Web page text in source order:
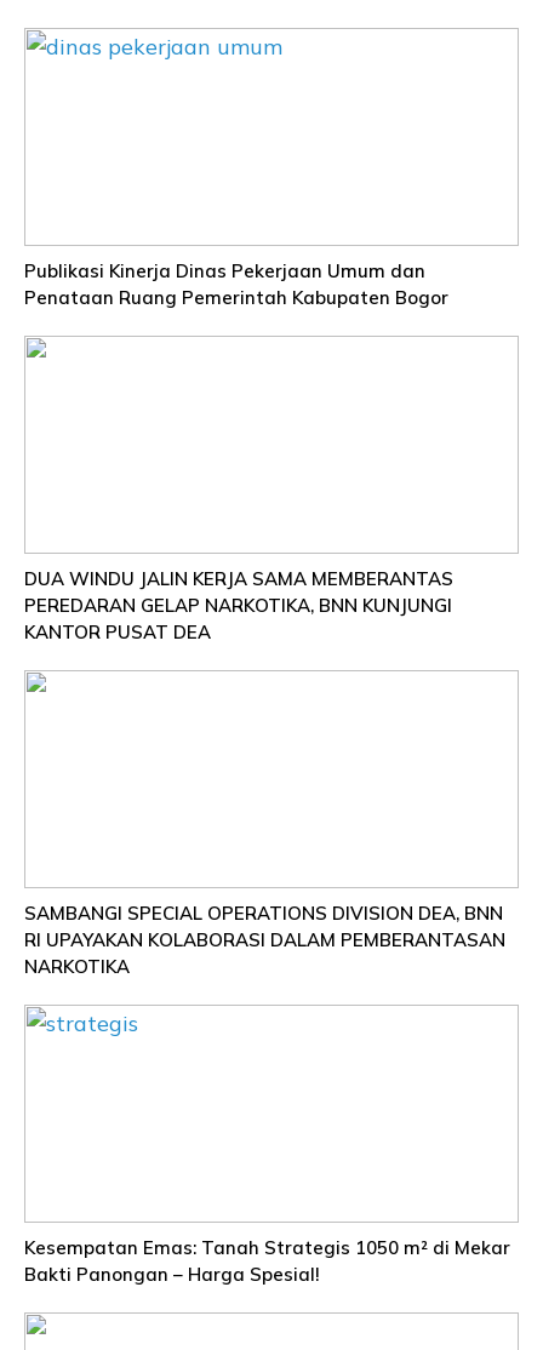
Publikasi Kinerja Dinas Pekerjaan Umum dan
Penataan Ruang Pemerintah Kabupaten Bogor
DUA WINDU JALIN KERJA SAMA MEMBERANTAS
PEREDARAN GELAP NARKOTIKA, BNN KUNJUNGI
KANTOR PUSAT DEA
SAMBANGI SPECIAL OPERATIONS DIVISION DEA, BNN
RI UPAYAKAN KOLABORASI DALAM PEMBERANTASAN
NARKOTIKA
Kesempatan Emas: Tanah Strategis 1050 m² di Mekar
Bakti Panongan – Harga Spesial!